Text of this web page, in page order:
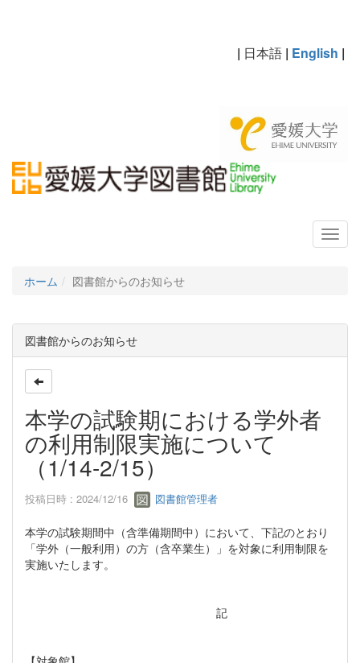
| 日本語 | English |
ホーム 図書館からのお知らせ
図書館からのお知らせ
本学の試験期における学外者
の利用制限実施について
（1/14-2/15）
投稿日時 : 2024/12/16 図書館管理者
本学の試験期間中（含準備期間中）において、下記のとおり
「学外（一般利用）の方（含卒業生）」を対象に利用制限を
実施いたします。
記